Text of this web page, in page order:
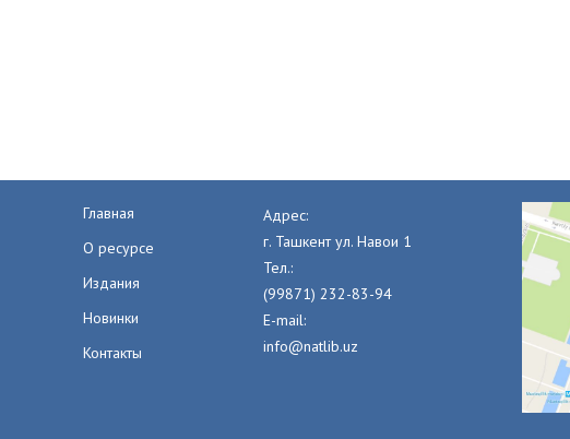
Главная
О ресурсе
Издания
Новинки
Контакты
Адрес:
г. Ташкент ул. Навои 1
Тел.:
(99871) 232-83-94
E-mail:
info@natlib.uz